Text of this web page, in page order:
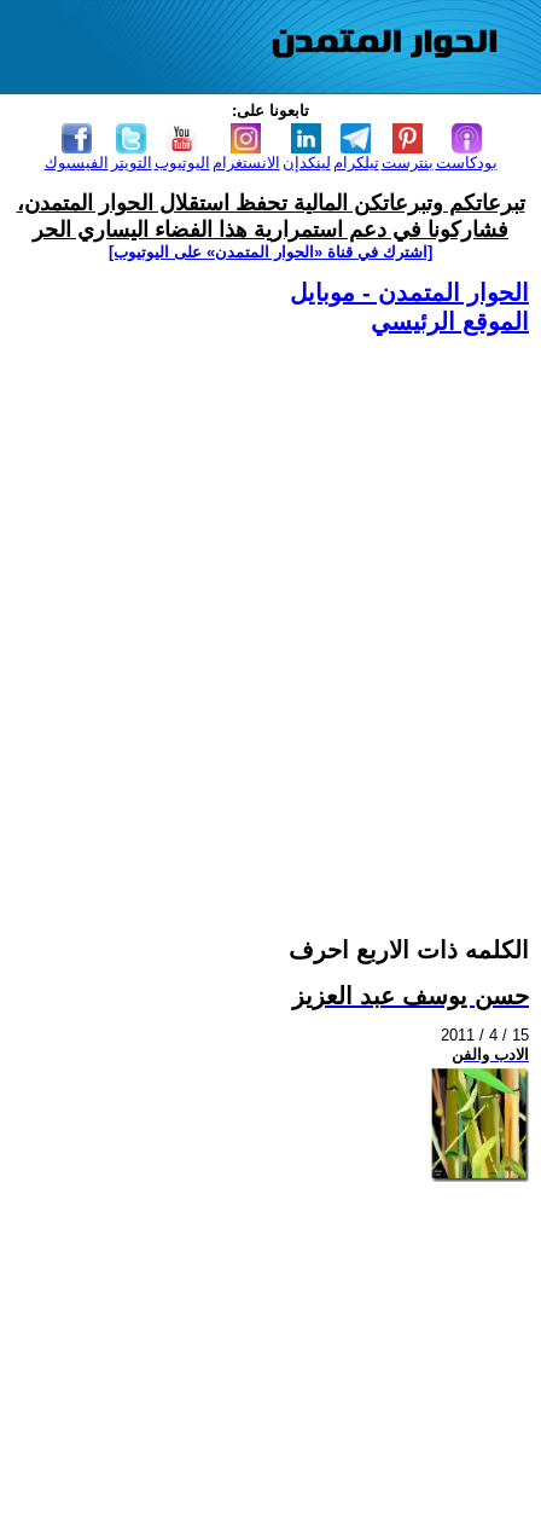
تابعونا على:
الفيسبوك التويتر اليوتيوب الانستغرام لينكدإن تيلكرامبنترست بودكاست
تبرعاتكم وتبرعاتكن المالية تحفظ استقلال الحوار المتمدن،
فشاركونا في دعم استمرارية هذا الفضاء اليساري الحر
[اشترك في قناة ‫«الحوار المتمدن» على اليوتيوب]
الحوار المتمدن - موبايل
الموقع الرئيسي
الكلمه ذات الاربع احرف
حسن يوسف عبد العزيز
2011 / 4 / 15
الادب والفن